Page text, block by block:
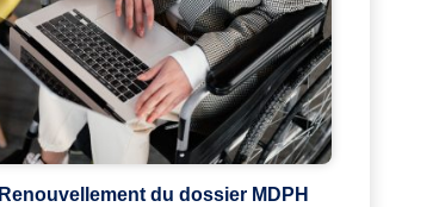
Renouvellement du dossier MDPH